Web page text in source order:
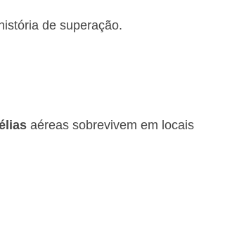
de superação.
aéreas sobrevivem em locais